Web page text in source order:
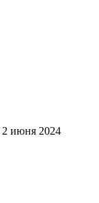
2 июня 2024